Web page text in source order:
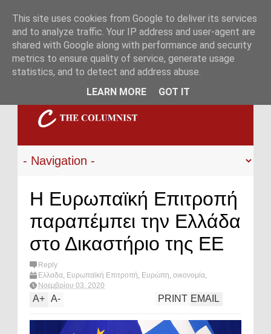
Η Ευρωπαϊκή Επιτροπή
παραπέμπει την Ελλάδα
στο Δικαστήριο της ΕΕ
Reply
Ελλαδα, Ευρωπαϊκή Επιτροπή, Ευρώπη, οικονομία,
πολιτική,φορολογια
Νοεμβρίου 03, 2020
A+ A- EMAIL
PRINT
This site uses cookies from Google to deliver its services
and to analyze traffic. Your IP address and user-agent are
shared with Google along with performance and security
metrics to ensure quality of service, generate usage
statistics, and to detect and address abuse.
LEARN MORE
GOT IT